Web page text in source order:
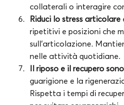
collaterali o interagire
Riduci lo stress articolare
ripetitivi e posizioni che
sull’articolazione.
nelle attività quotidiane.
Il riposo e il recupero
guarigione e la
Rispetta i tempi di